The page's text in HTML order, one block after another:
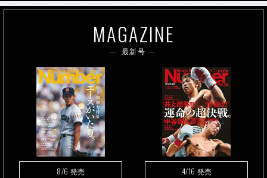
MAGAZINE
最新号
8/6 発売 4/16 発売